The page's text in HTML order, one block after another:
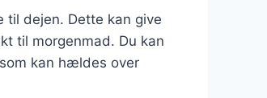
til dejen. Dette kan give
til morgenmad. Du kan
kan hældes over